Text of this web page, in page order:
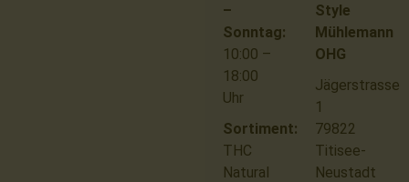
Style
Mühlemann
OHG
Jägerstrasse
1
79822
Titisee-
Neustadt
–
Sonntag:
10:00 –
18:00
Uhr
Sortiment:
THC
Natural